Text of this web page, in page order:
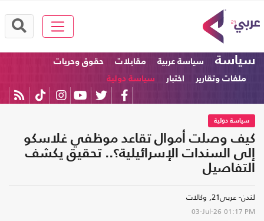
سياسة سياسة عربية مقابلات
حقوق وحريات
ملفات وتقارير
اختبار سياسة دولية
سياسة دولية
كيف وصلت أموال تقاعد موظفي غلاسكو
إلى السندات الإسرائيلية؟.. تحقيق يكشف
التفاصيل
لندن- عربي21, وكالات
03-Jul-26 01:17 PM